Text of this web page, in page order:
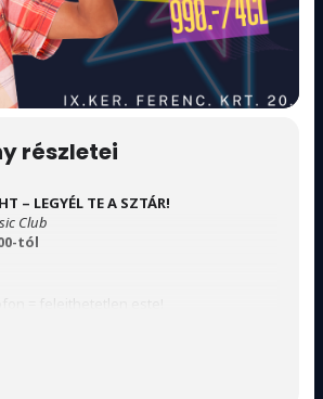
részletei
– LEGYÉL TE A SZTÁR!
Club
tól
velünk!